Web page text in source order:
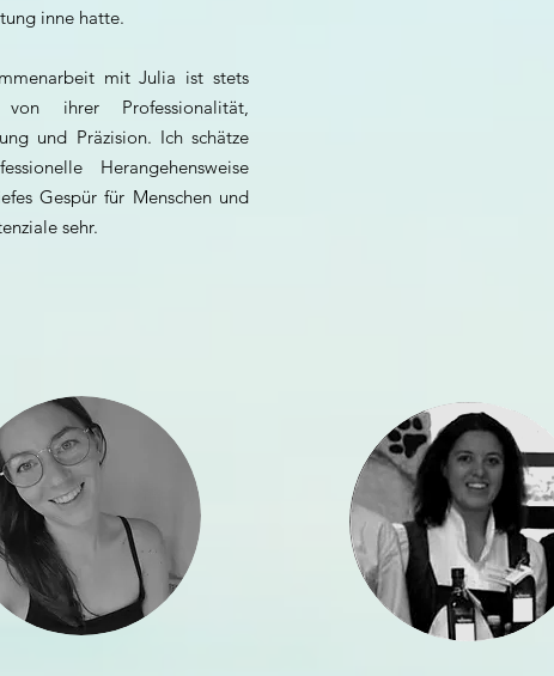
inne hatte.
mit Julia ist stets
ihrer Professionalität,
und Präzision. Ich schätze
Herangehensweise
Gespür für Menschen und
sehr.